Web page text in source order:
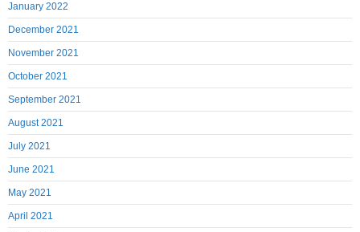
January 2022
December 2021
November 2021
October 2021
September 2021
August 2021
July 2021
June 2021
May 2021
April 2021